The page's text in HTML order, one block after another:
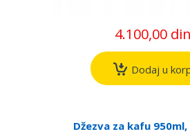
4.100,00
Dodaj u
Džezva za kafu 950ml,